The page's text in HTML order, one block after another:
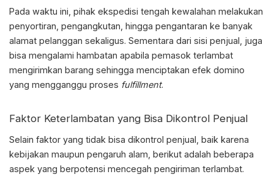
Pada waktu ini, pihak ekspedisi tengah kewalahan melakukan
penyortiran, pengangkutan, hingga pengantaran ke banyak
alamat pelanggan sekaligus. Sementara dari sisi penjual, juga
bisa mengalami hambatan apabila pemasok terlambat
mengirimkan barang sehingga menciptakan efek domino
yang mengganggu proses fulfillment.
Faktor Keterlambatan yang Bisa Dikontrol Penjual
Selain faktor yang tidak bisa dikontrol penjual, baik karena
kebijakan maupun pengaruh alam, berikut adalah beberapa
aspek yang berpotensi mencegah pengiriman terlambat.